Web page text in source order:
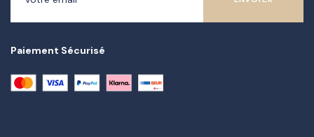
Paiement Sécurisé